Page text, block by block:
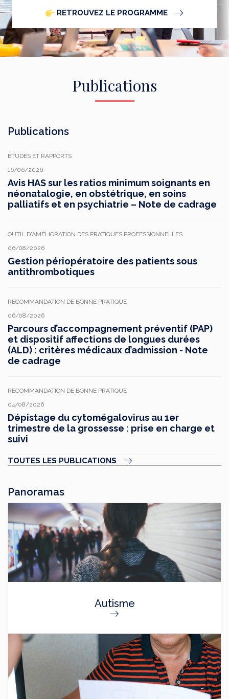
RETROUVEZ LE PROGRAMME
Publications
Publications
ÉTUDES ET RAPPORTS
16/06/2026
Avis HAS sur les ratios minimum soignants en
néonatalogie, en obstétrique, en soins
palliatifs et en psychiatrie – Note de cadrage
OUTIL D'AMÉLIORATION DES PRATIQUES PROFESSIONNELLES
06/08/2026
Gestion périopératoire des patients sous
antithrombotiques
RECOMMANDATION DE BONNE PRATIQUE
06/08/2026
Parcours d’accompagnement préventif (PAP)
et dispositif affections de longues durées
(ALD) : critères médicaux d’admission - Note
de cadrage
RECOMMANDATION DE BONNE PRATIQUE
04/08/2026
Dépistage du cytomégalovirus au 1er
trimestre de la grossesse : prise en charge et
suivi
TOUTES LES PUBLICATIONS
Panoramas
Autisme